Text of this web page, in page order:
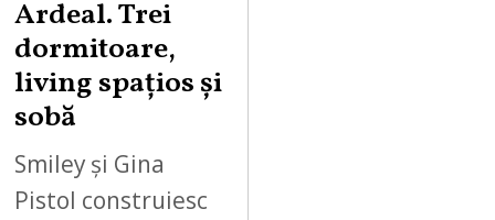
Ardeal. Trei
dormitoare,
living spațios și
sobă
Smiley și Gina
Pistol construiesc